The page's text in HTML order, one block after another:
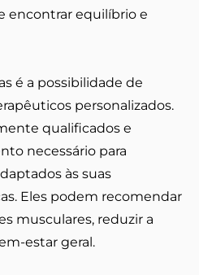
encontrar equilíbrio e
é a possibilidade de
personalizados.
qualificados e
necessário para
às suas
Eles podem recomendar
musculares, reduzir a
estar geral.